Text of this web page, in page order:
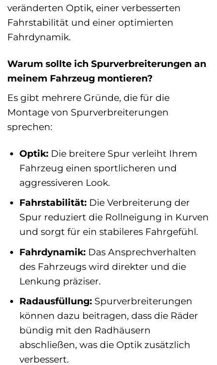
veränderten Optik, einer verbesserten
Fahrstabilität und einer optimierten
Fahrdynamik.
Warum sollte ich Spurverbreiterungen an
meinem Fahrzeug montieren?
Es gibt mehrere Gründe, die für die
Montage von Spurverbreiterungen
sprechen:
Optik:Die breitere Spur verleiht Ihrem
Fahrzeug einen sportlicheren und
aggressiveren Look.
Fahrstabilität:Die Verbreiterung der
Spur reduziert die Rollneigung in Kurven
und sorgt für ein stabileres Fahrgefühl.
Fahrdynamik:Das Ansprechverhalten
des Fahrzeugs wird direkter und die
Lenkung präziser.
Radausfüllung:Spurverbreiterungen
können dazu beitragen, dass die Räder
bündig mit den Radhäusern
abschließen, was die Optik zusätzlich
verbessert.